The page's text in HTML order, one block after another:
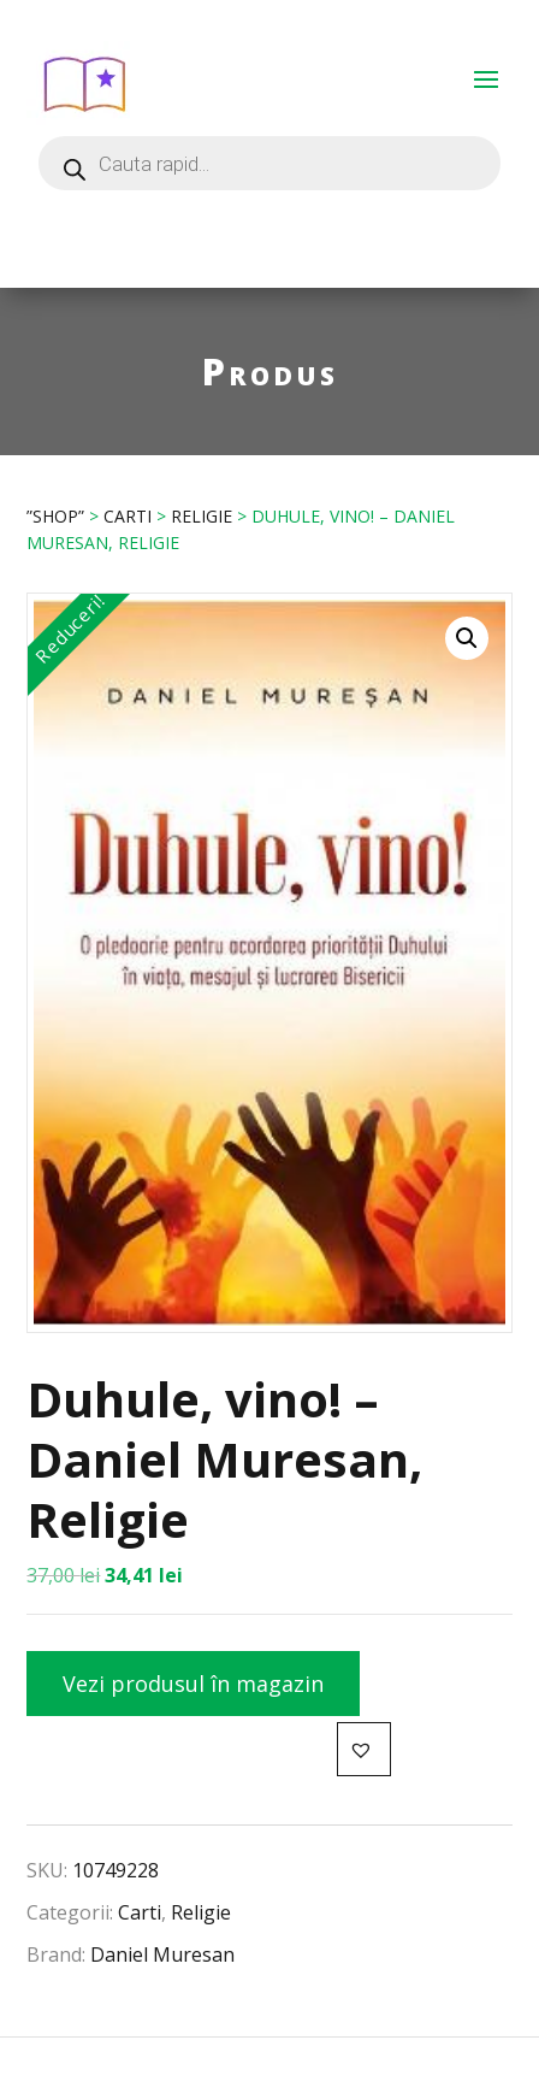
Produs
”SHOP” >CARTI > RELIGIE > DUHULE, VINO! – DANIEL
MURESAN, RELIGIE
Reduceri!
Duhule, vino! –
Daniel Muresan,
Religie
37,00lei34,41 lei
Vezi produsul în magazin
SKU: 10749228
Categorii:Carti, Religie
Brand: Daniel Muresan